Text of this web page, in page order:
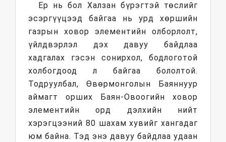
Ер нь бол Халзан бүрэгтэй төслийг
эсэргүүцээд байгаа нь урд хөршийн
газрын ховор элементийн олборлолт,
үйлдвэрлэл дэх давуу байдлаа
хадгалах гэсэн сонирхол, бодлоготой
холбогдоод л байгаа бололтой.
Тодруулбал, Өвөрмонголын Баяннуур
аймагт орших Баян-Овоогийн ховор
элементийн орд дэлхийн нийт
хэрэгцээний 80 шахам хувийг хангадаг
юм байна. Тэд энэ давуу байдлаа удаан